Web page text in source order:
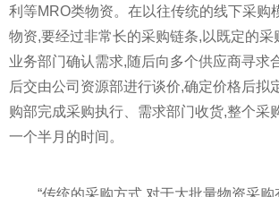
利等MRO类物资。在以往传统的线下采购
物资,要经过非常长的采购链条,以既定的采
业务部门确认需求,随后向多个供应商寻求
后交由公司资源部进行谈价,确定价格后拟
购部完成采购执行、需求部门收货,整个采
一个半月的时间。
“传统的采购方式,对于大批量物资采